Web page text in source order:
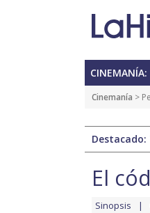
CINEMANÍA:
Cinemanía >
Destacado:
El
Sinopsis